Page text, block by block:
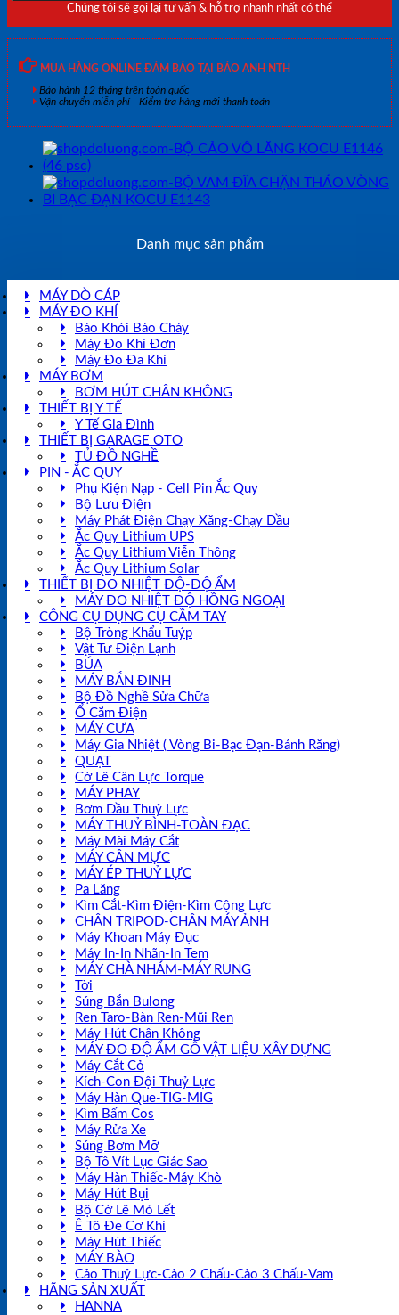
Chúng tôi sẽ gọi lại tư vấn & hỗ trợ nhanh nhất có thể
MUA HÀNG ONLINE ĐẢM BẢO TẠI BẢO ANH NTH
Bảo hành 12 tháng trên toàn quốc
Vận chuyển miễn phí - Kiểm tra hàng mới thanh toán
Danh mục sản phẩm
MÁY DÒ CÁP
MÁY ĐO KHÍ
Báo Khói Báo Cháy
Máy Đo Khí Đơn
Máy Đo Đa Khí
MÁY BƠM
BƠM HÚT CHÂN KHÔNG
THIẾT BỊ Y TẾ
Y Tế Gia Đình
THIẾT BỊ GARAGE OTO
TỦ ĐỒ NGHỀ
PIN - ẮC QUY
Phụ Kiện Nạp - Cell Pin Ắc Quy
Bộ Lưu Điện
Máy Phát Điện Chạy Xăng-Chạy Dầu
Ắc Quy Lithium UPS
Ắc Quy Lithium Viễn Thông
Ắc Quy Lithium Solar
THIẾT BỊ ĐO NHIỆT ĐỘ-ĐỘ ẨM
MÁY ĐO NHIỆT ĐỘ HỒNG NGOẠI
CÔNG CỤ DỤNG CỤ CẦM TAY
Bộ Tròng Khẩu Tuýp
Vật Tư Điện Lạnh
BÚA
MÁY BẮN ĐINH
Bộ Đồ Nghề Sửa Chữa
Ổ Cắm Điện
MÁY CƯA
Máy Gia Nhiệt ( Vòng Bi-Bạc Đạn-Bánh Răng)
QUẠT
Cờ Lê Cân Lực Torque
MÁY PHAY
Bơm Dầu Thuỷ Lực
MÁY THUỶ BÌNH-TOÀN ĐẠC
Máy Mài Máy Cắt
MÁY CÂN MỰC
MÁY ÉP THUỶ LỰC
Pa Lăng
Kìm Cắt-Kìm Điện-Kìm Cộng Lực
CHÂN TRIPOD-CHÂN MÁY ẢNH
Máy Khoan Máy Đục
Máy In-In Nhãn-In Tem
MÁY CHÀ NHÁM-MÁY RUNG
Tời
Súng Bắn Bulong
Ren Taro-Bàn Ren-Mũi Ren
Máy Hút Chân Không
MÁY ĐO ĐỘ ẨM GỖ VẬT LIỆU XÂY DỰNG
Máy Cắt Cỏ
Kích-Con Đội Thuỷ Lực
Máy Hàn Que-TIG-MIG
Kìm Bấm Cos
Máy Rửa Xe
Súng Bơm Mỡ
Bộ Tô Vít Lục Giác Sao
Máy Hàn Thiếc-Máy Khò
Máy Hút Bụi
Bộ Cờ Lê Mỏ Lết
Ê Tô Đe Cơ Khí
Máy Hút Thiếc
MÁY BÀO
Cảo Thuỷ Lực-Cảo 2 Chấu-Cảo 3 Chấu-Vam
HÃNG SẢN XUẤT
HANNA